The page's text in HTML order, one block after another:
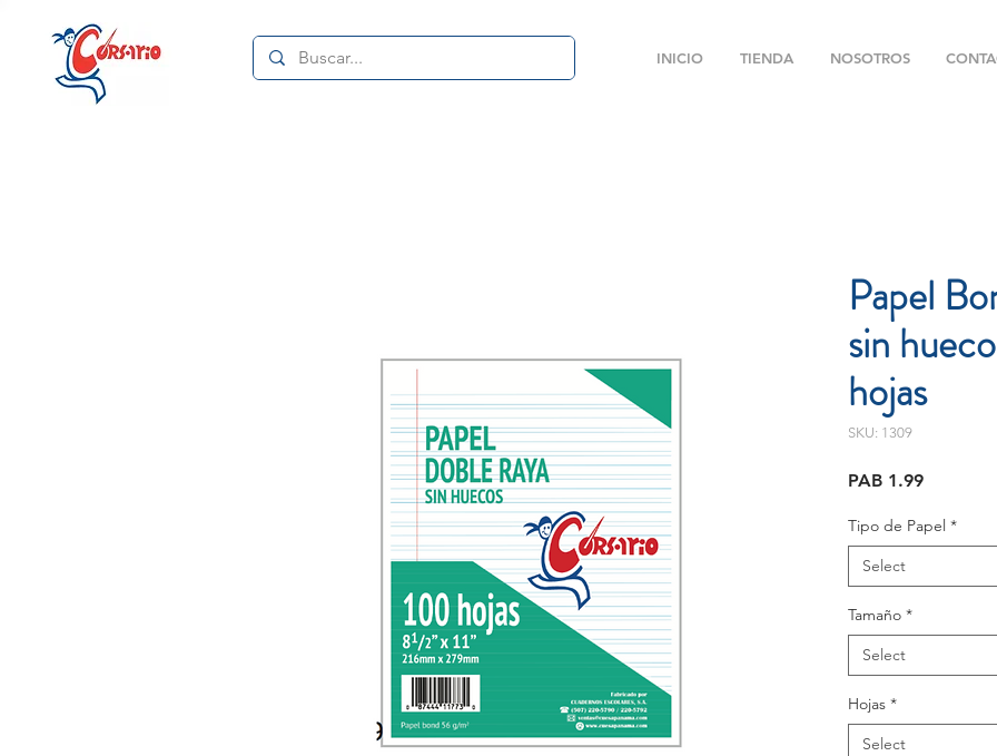
INICIO TIENDA NOSOTROS
Papel
sin
hojas
SKU: 1309
PAB 1.99Price
Tipo de Papel *
Select
Tamaño *
Select
Hojas *
Select